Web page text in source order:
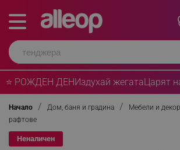
⭐ РОЖДЕН ДЕНИздухай жегатаЦарят
Начало Дом, баня и градина Мебели и
рафтове
Неналичен